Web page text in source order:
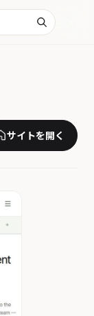
サイトを開く